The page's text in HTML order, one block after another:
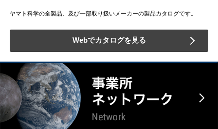
ヤマト科学の全製品、及び一部取り扱いメーカーの製品カタログです。
Webでカタログを見る